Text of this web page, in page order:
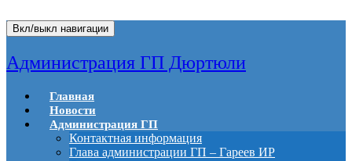
Вкл/выкл навигации
Администрация ГП Дюртюли
Главная
Новости
Администрация ГП
Контактная информация
Глава администрации ГП – Гареев ИР